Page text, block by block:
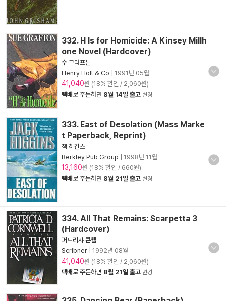
332. H Is for Homicide: A Kinsey Millh
one Novel (Hardcover)
수 그라프튼
Henry Holt & Co
1991년 05월
41,040원 (18% 할인 / 2,060원)
택배로 주문하면 8월 14일 출고 변경
333. East of Desolation (Mass Marke
t Paperback, Reprint)
잭 히긴스
Berkley Pub Group
1998년 11월
13,160원 (18% 할인 / 660원)
택배로 주문하면 8월 21일 출고 변경
334. All That Remains: Scarpetta 3
(Hardcover)
퍼트리샤 콘웰
Scribner
1992년 08월
41,040원 (18% 할인 / 2,060원)
택배로 주문하면 8월 21일 출고 변경